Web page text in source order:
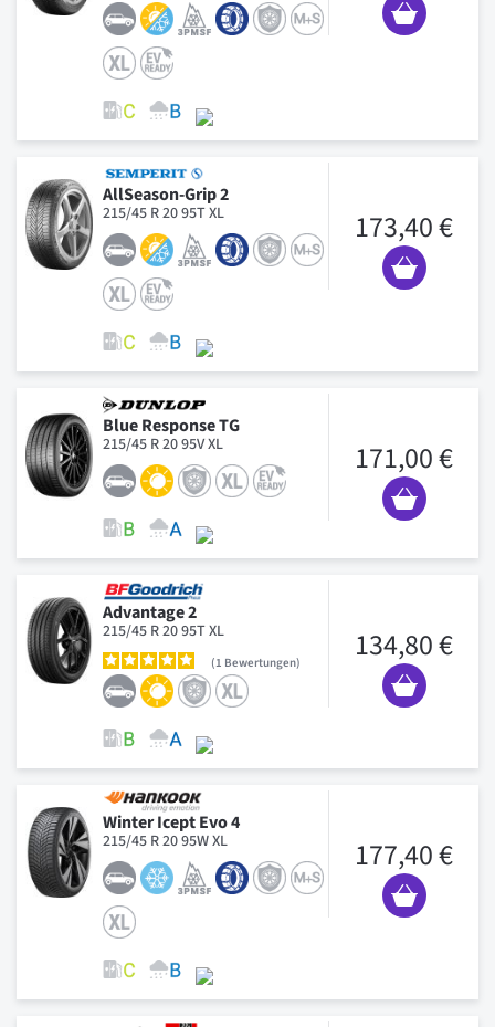
AllSeason-Grip 2
215/45 R 20 95T XL 173,40 €
Blue Response TG
215/45 R 20 95V XL 171,00 €
Advantage 2
215/45 R 20 95T XL
1 Bewertungen 134,80 €
Winter Icept Evo 4
215/45 R 20 95W XL 177,40 €